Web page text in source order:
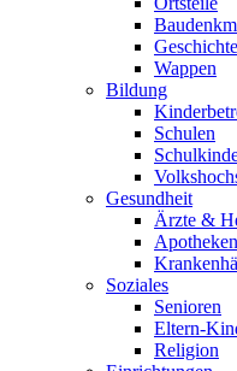
Geschichte
Wappen
Bildung
Schulen
Gesundheit
Ärzte &
Apotheken
Soziales
Senioren
Eltern-
Religion